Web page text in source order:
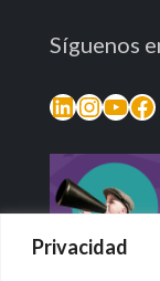
Privacidad
Síguenos
LinkedIn